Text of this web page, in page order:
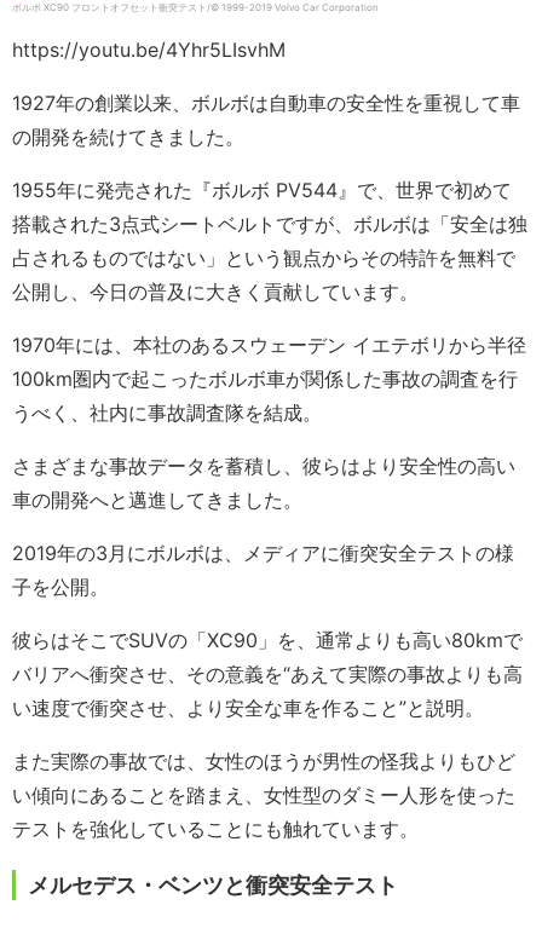
ボルボ XC90 フロントオフセット衝突テスト/© 1999-2019 Volvo Car Corporation
https://youtu.be/4Yhr5LIsvhM
1927年の創業以来、ボルボは自動車の安全性を重視して車
の開発を続けてきました。
1955年に発売された『ボルボ PV544』で、世界で初めて
搭載された3点式シートベルトですが、ボルボは「安全は独
占されるものではない」という観点からその特許を無料で
公開し、今日の普及に大きく貢献しています。
1970年には、本社のあるスウェーデン イエテボリから半径
100km圏内で起こったボルボ車が関係した事故の調査を行
うべく、社内に事故調査隊を結成。
さまざまな事故データを蓄積し、彼らはより安全性の高い
車の開発へと邁進してきました。
2019年の3月にボルボは、メディアに衝突安全テストの様
子を公開。
彼らはそこでSUVの「XC90」を、通常よりも高い80kmで
バリアへ衝突させ、その意義を“あえて実際の事故よりも高
い速度で衝突させ、より安全な車を作ること”と説明。
また実際の事故では、女性のほうが男性の怪我よりもひど
い傾向にあることを踏まえ、女性型のダミー人形を使った
テストを強化していることにも触れています。
メルセデス・ベンツと衝突安全テスト